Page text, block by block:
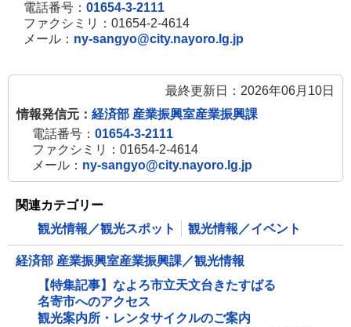
ジ
で
す
電話番号： 01654-3-2111
ファクシミリ：01654-2-4614
メール： ny-sangyo@city.nayoro.lg.jp
最終更新日：2026年06月10日
情報発信元： 経済部 産業振興室産業振興課
電話番号： 01654-3-2111
ファクシミリ：01654-2-4614
メール： ny-sangyo@city.nayoro.lg.jp
関連カテゴリー
観光情報／観光スポット
観光情報／イベント
経済部 産業振興室産業振興課／観光情報
【特集記事】なよろ市立天文台きたすばる
名寄市へのアクセス
観光案内所・レンタサイクルのご案内